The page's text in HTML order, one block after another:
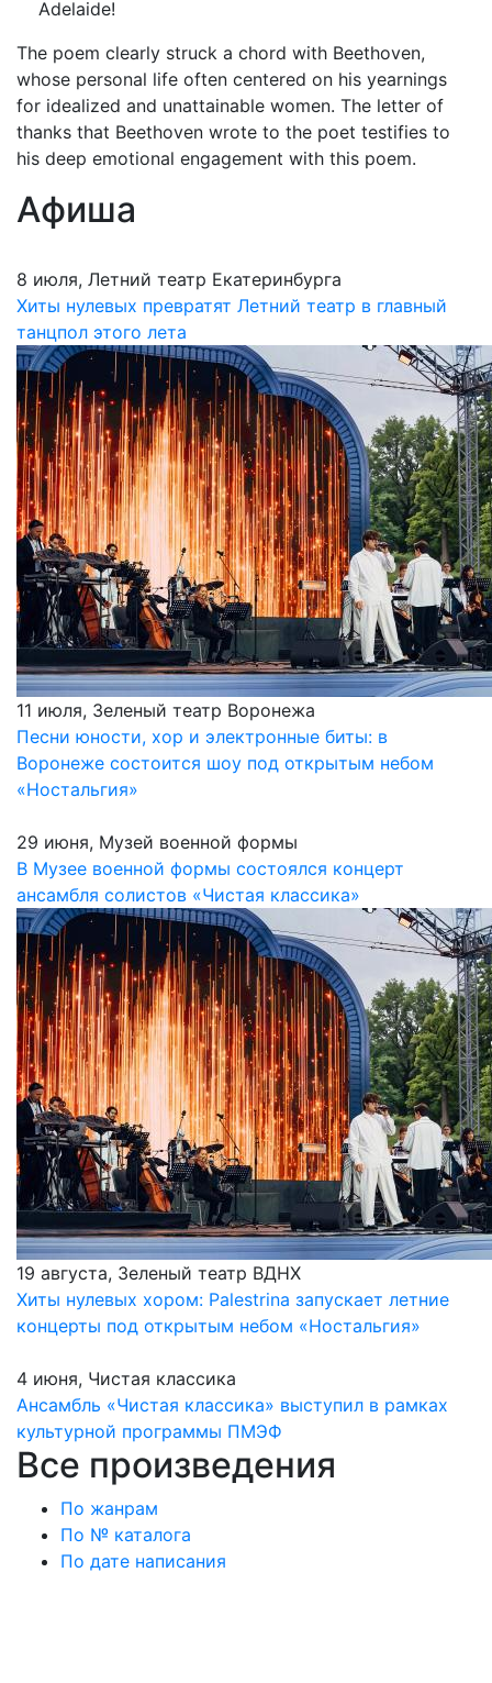
Adelaide!
The poem clearly struck a chord with Beethoven,
whose personal life often centered on his yearnings
for idealized and unattainable women. The letter of
thanks that Beethoven wrote to the poet testifies to
his deep emotional engagement with this poem.
Афиша
8 июля, Летний театр Екатеринбурга
Хиты нулевых превратят Летний театр в главный
танцпол этого лета
11 июля, Зеленый театр Воронежа
Песни юности, хор и электронные биты: в
Воронеже состоится шоу под открытым небом
«Ностальгия»
29 июня, Музей военной формы
В Музее военной формы состоялся концерт
ансамбля солистов «Чистая классика»
19 августа, Зеленый театр ВДНХ
Хиты нулевых хором: Palestrina запускает летние
концерты под открытым небом «Ностальгия»
4 июня, Чистая классика
Ансамбль «Чистая классика» выступил в рамках
культурной программы ПМЭФ
Все произведения
По жанрам
По № каталога
По дате написания